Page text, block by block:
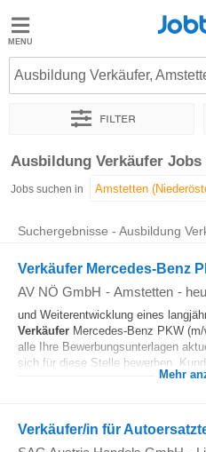
Jobted
Jobs
Ausbildung Verkäufer,
Filter
Sortieren nach Genauer
Ausbildung Verkäufer
Jobs suchen in
Suchergebnisse - Ausbildung
Verkäufer Mercedes-Benz
AV NÖ GmbH - Amstetten -
und Weiterentwicklung eines
Verkäufer Mercedes-Benz PKW
alle Ihre Bewerbungsunterlagen
sich für diese Stelle bewerben.
Mehr
Verkäufer/in für